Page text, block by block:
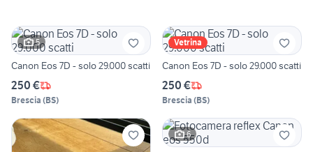
5
Canon Eos 7D - solo 29.000 scatti
250 €
Brescia (BS)
Vetrina
Canon Eos 7D - solo 29.000 scatti
250 €
Brescia (BS)
6